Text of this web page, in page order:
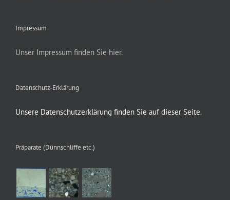
Impressum
Unser Impressum finden Sie hier.
Datenschutz-Erklärung
Unsere Datenschutzerklärung finden Sie auf dieser Seite.
Präparate (Dünnschliffe etc.)